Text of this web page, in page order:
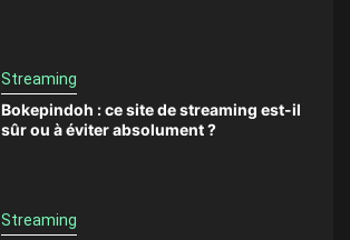
Streaming
Bokepindoh : ce site de streaming est-il
sûr ou à éviter absolument ?
Streaming